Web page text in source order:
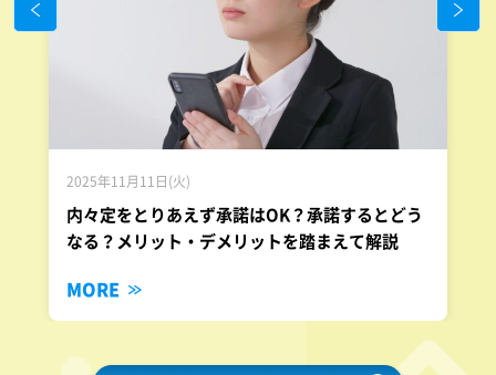
2025年11月11日(火)
内々定をとりあえず承諾はOK？承諾するとどう
なる？メリット・デメリットを踏まえて解説
MORE